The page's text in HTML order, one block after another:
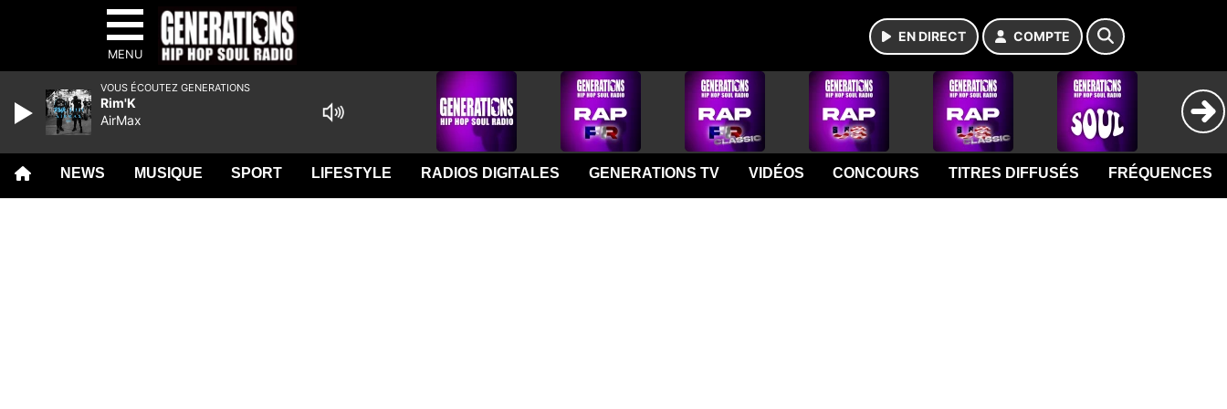
MENU
EN DIRECT COMPTE
NEWS MUSIQUE SPORT LIFESTYLE RADIOS DIGITALES GENERATIONS TV VIDÉOS CONCOURS TITRES DIFFUSÉS FRÉQUENCES
VOUS ÉCOUTEZ GENERATIONS
Rim'K
AirMax